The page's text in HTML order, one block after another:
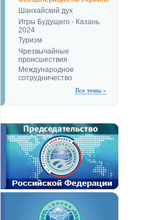
Шанхайский дух
Игры Будущего - Казань
2024
Туризм
Чрезвычайные
происшествия
Международное
сотрудничество
Все темы »